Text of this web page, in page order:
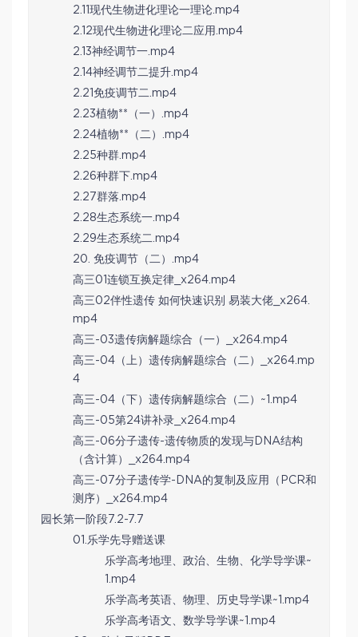
2.11现代生物进化理论一理论.mp4
2.12现代生物进化理论二应用.mp4
2.13神经调节一.mp4
2.14神经调节二提升.mp4
2.21免疫调节二.mp4
2.23植物**（一）.mp4
2.24植物**（二）.mp4
2.25种群.mp4
2.26种群下.mp4
2.27群落.mp4
2.28生态系统一.mp4
2.29生态系统二.mp4
20. 免疫调节（二）.mp4
高三01连锁互换定律_x264.mp4
高三02伴性遗传 如何快速识别 易装大佬_x264.
mp4
高三-03遗传病解题综合（一）_x264.mp4
高三-04（上）遗传病解题综合（二）_x264.mp
4
高三-04（下）遗传病解题综合（二）~1.mp4
高三-05第24讲补录_x264.mp4
高三-06分子遗传-遗传物质的发现与DNA结构
（含计算）_x264.mp4
高三-07分子遗传学-DNA的复制及应用（PCR和
测序）_x264.mp4
园长第一阶段7.2-7.7
01.乐学先导赠送课
乐学高考地理、政治、生物、化学导学课~
1.mp4
乐学高考英语、物理、历史导学课~1.mp4
乐学高考语文、数学导学课~1.mp4